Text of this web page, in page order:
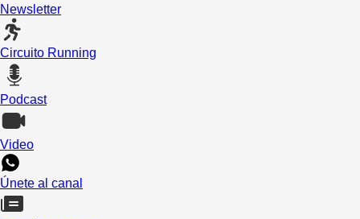
Newsletter
Circuito Running
Podcast
Video
Únete al canal